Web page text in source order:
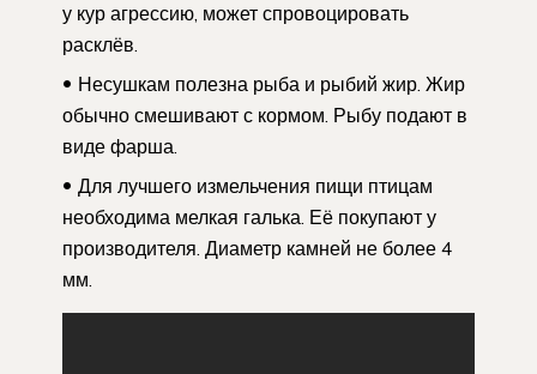
у кур агрессию, может спровоцировать
расклёв.
Несушкам полезна рыба и рыбий жир. Жир
обычно смешивают с кормом. Рыбу подают в
виде фарша.
Для лучшего измельчения пищи птицам
необходима мелкая галька. Её покупают у
производителя. Диаметр камней не более 4
мм.